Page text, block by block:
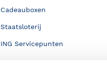
Cadeauboxen
Staatsloterij
ING Servicepunten